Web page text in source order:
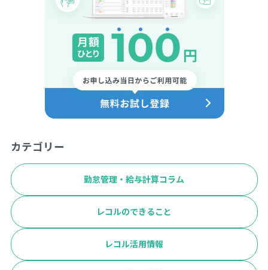
カテゴリー
勤怠管理・給与計算コラム
レコルのできること
レコル活用情報